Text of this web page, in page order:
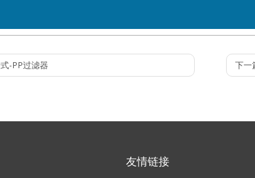
-PP过滤器 下一
友情链接